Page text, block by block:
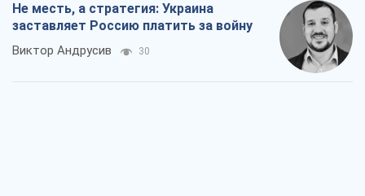
Не месть, а стратегия: Украина
заставляет Россию платить за войну
Виктор Андрусив 30